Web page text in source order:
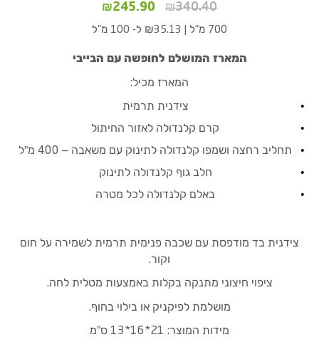
₪340.40
המחיר
היה:
₪245.90
הוא:
700 מ"ל ₪35.13 ל- 100 מ"ל
המארז המושלם לחופשה עם הבייבי
המארז מכיל:
צידנית תרמית
קרם קלנדולה לאזור החיתול
תחליב רחצה ושמפו קלנדולה לתינוק עם משאבה – 400 מ”ל
חלב גוף קלנדולה לתינוק
באלם קלנדולה לכל מטרה
צידנית בד מודפסת עם שכבה פנימית תרמית לשמירה על חום
וקור.
ציפוי חיצוני מתנקה בקלות באמצעות מטלית לחה.
מושלמת לפיקניק או בילוי בחוף.
מידות המוצר: 21*16*13 ס”מ